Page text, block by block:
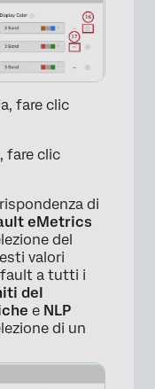
×
fare clic
fare clic
di
e Metrics
del
valori
a tutti i
del
e NLP
di un